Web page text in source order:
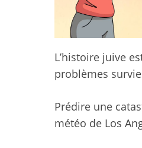
L’histoire juive
problèmes
Prédire une
météo de Los